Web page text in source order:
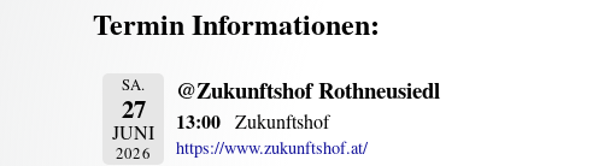
Termin Informationen:
SA.
27
JUNI
2026
@Zukunftshof Rothneusiedl
13:00 Zukunftshof
https://www.zukunftshof.at/